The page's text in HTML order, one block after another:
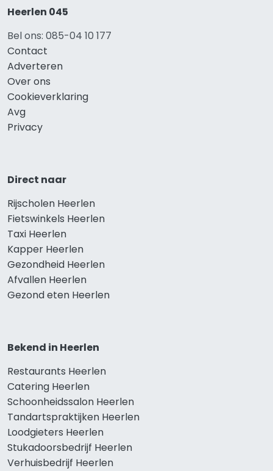
Heerlen 045
Bel ons: 085-04 10 177
Contact
Adverteren
Over ons
Cookieverklaring
Avg
Privacy
Direct naar
Rijscholen Heerlen
Fietswinkels Heerlen
Taxi Heerlen
Kapper Heerlen
Gezondheid Heerlen
Afvallen Heerlen
Gezond eten Heerlen
Bekend in Heerlen
Restaurants Heerlen
Catering Heerlen
Schoonheidssalon Heerlen
Tandartspraktijken Heerlen
Loodgieters Heerlen
Stukadoorsbedrijf Heerlen
Verhuisbedrijf Heerlen